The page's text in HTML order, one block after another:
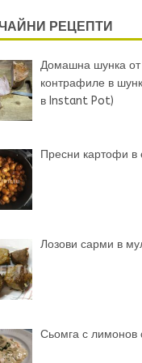
РЕЦЕПТИ
Домашна шунка от
контрафиле в
в Instant Pot)
Пресни картофи
Лозови сарми в
Сьомга с лимонов